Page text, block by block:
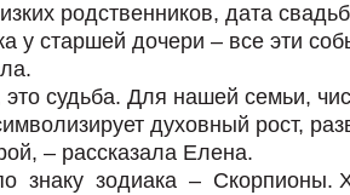
родственников, дата
у старшей дочери – все эти
судьба. Для нашей семьи,
духовный рост,
– рассказала Елена.
знаку зодиака – Скорпионы.